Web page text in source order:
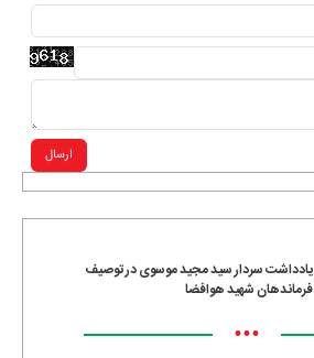
یادداشت سردار سید مجید موسوی در توصیف
فرماندهان شهید هوافضا
•••
ارسال